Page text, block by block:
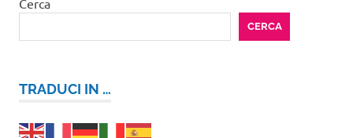
Cerca
CERCA
TRADUCI IN …